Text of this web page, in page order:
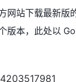
网站下载最新版
版本，此处以